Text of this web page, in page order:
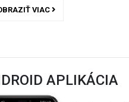
VIAC
APLIKÁCIA